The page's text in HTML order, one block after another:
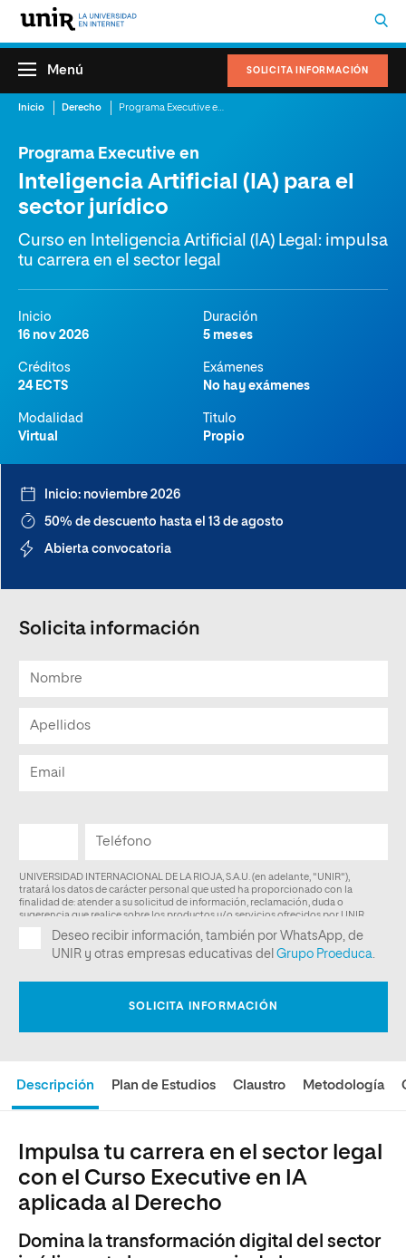
SOLICITA INFORMACIÓN
Menú
Inicio Derecho
Programa Executive en
Inteligencia Artificial (IA) para el
sector jurídico
Curso en Inteligencia Artificial (IA) Legal: impulsa
tu carrera en el sector legal
Inicio
16 nov 2026
Duración
5 meses
Créditos
24 ECTS
Exámenes
No hay exámenes
Modalidad
Virtual
Titulo
Propio
Descripción Plan de Estudios Claustro Metodología
Impulsa tu carrera en el sector legal
con el Curso Executive en IA
aplicada al Derecho
Domina la transformación digital del sector
Inicio: noviembre 2026
50% de descuento hasta el 13 de agosto
Abierta convocatoria
Solicita información